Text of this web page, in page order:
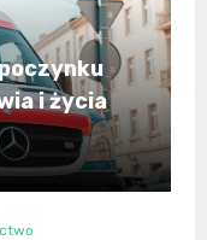
i życia